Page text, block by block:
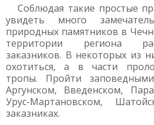
Соблюдая такие простые
увидеть много
природных памятников в
территории региона
заказников. В некоторых из
охотиться, а в части
тропы. Пройти
Аргунском, Введенском,
Урус-Мартановском,
заказниках.